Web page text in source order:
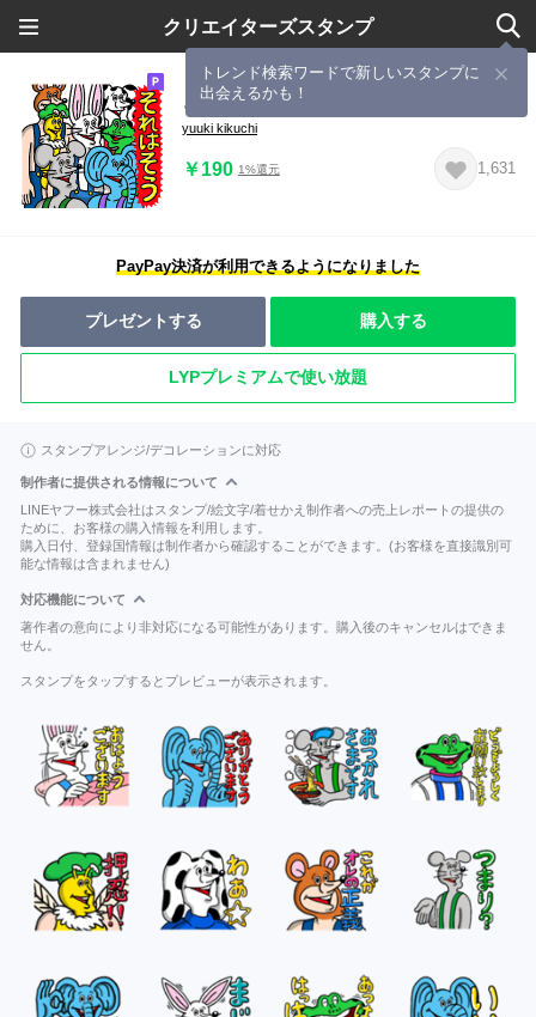
クリエイターズスタンプ
トレンド検索ワードで新しいスタンプに
出会えるかも！
どうぶつーズVol,10
yuuki kikuchi
￥190 1%還元 1,631
PayPay決済が利用できるようになりました
プレゼントする 購入する
LYPプレミアムで使い放題
スタンプアレンジ/デコレーションに対応
制作者に提供される情報について
LINEヤフー株式会社はスタンプ/絵文字/着せかえ制作者への売上レポートの提供の
ために、お客様の購入情報を利用します。
購入日付、登録国情報は制作者から確認することができます。(お客様を直接識別可
能な情報は含まれません)
対応機能について
著作者の意向により非対応になる可能性があります。購入後のキャンセルはできま
せん。
スタンプをタップするとプレビューが表示されます。